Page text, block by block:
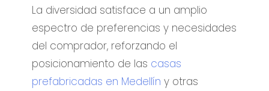
La diversidad satisface a un amplio
espectro de preferencias y necesidades
del comprador, reforzando el
posicionamiento de las casas
prefabricadas en Medellín y otras